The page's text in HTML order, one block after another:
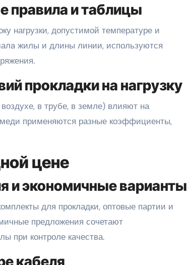
правила и таблицы
нагрузки, допустимой температуре и
жилы и длины линии, используются
прокладки на нагрузку
в трубе, в земле) влияют на
применяются разные коэффициенты,
цене
и экономичные варианты
для прокладки, оптовые партии и
предложения сочетают
при контроле качества.
кабеля